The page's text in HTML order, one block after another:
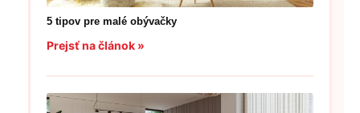
5 tipov pre malé obývačky
Prejsť na článok »